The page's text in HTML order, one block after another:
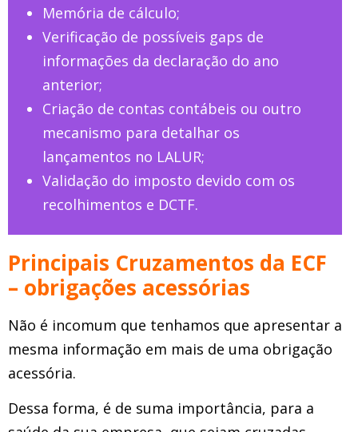
Memória de cálculo;
Verificação de possíveis gaps de
informações da declaração do ano
anterior;
Criação de contas contábeis ou outro
mecanismo para detalhar os
lançamentos no LALUR;
Validação do imposto devido com os
recolhimentos e DCTF.
Principais Cruzamentos da ECF
– obrigações acessórias
Não é incomum que tenhamos que apresentar a
mesma informação em mais de uma obrigação
acessória.
Dessa forma, é de suma importância, para a